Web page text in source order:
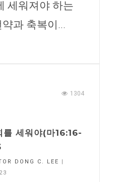
세워져야 하는
과 축복이...
1304
를 세워야(마16:16-
DONG C. LEE
|